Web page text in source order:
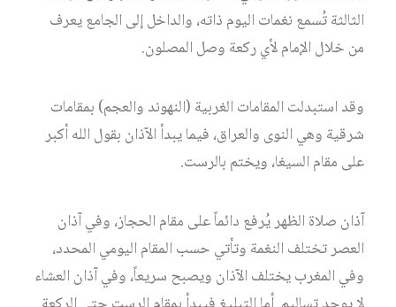
الثالثة تُسمع نغمات اليوم ذاته، والداخل إلى الجامع يعرف
من خلال الإمام لأي ركعة وصل المصلون.
وقد استبدلت المقامات الغربية (النهوند والعجم) بمقامات
شرقية وهي النوى والعراق، فيما يبدأ الآذان بقول الله أكبر
على مقام السيغا، ويختم بالرست.
آذان صلاة الظهر يُرفع دائماً على مقام الحجاز، وفي آذان
العصر تختلف النغمة وتأتي حسب المقام اليومي المحدد،
وفي المغرب يختلف الآذان ويصبح سريعاً، وفي آذان العشاء